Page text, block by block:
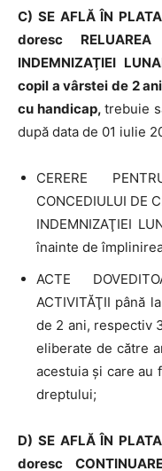
C) SE AFLĂ ÎN
doresc
INDEMNIZAŢIEI
copil a vârstei de 2
cu handicap, trebuie
după data de 01 iulie
CERERE
CONCEDIULUI DE
INDEMNIZAŢIEI
înainte de
ACTE
ACTIVITĂŢII până
de 2 ani, respectiv
eliberate de către
acestuia şi care au
dreptului;
D) SE AFLĂ ÎN
doresc